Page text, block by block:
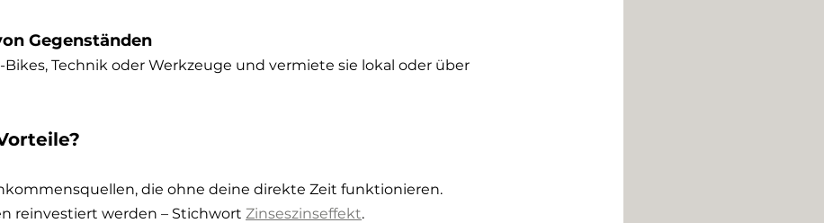
Gegenständen
Bikes, Technik oder Werkzeuge und vermiete sie lokal oder über
die ohne deine direkte Zeit funktionieren.
reinvestiert werden – Stichwort Zinseszinseffekt.